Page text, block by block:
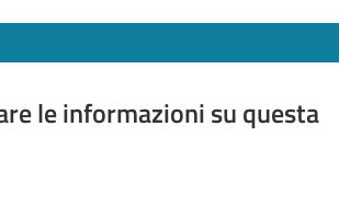
le informazioni su questa